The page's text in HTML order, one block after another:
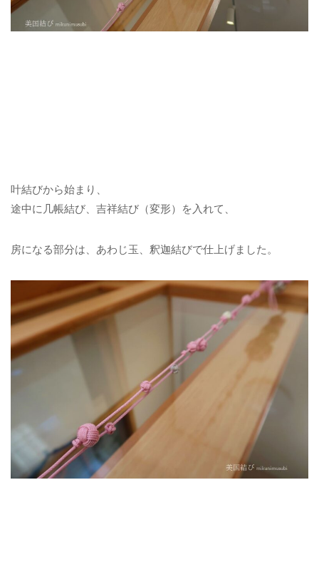
叶結びから始まり、
途中に几帳結び、吉祥結び（変形）を入れて、
房になる部分は、あわじ玉、釈迦結びで仕上げました。